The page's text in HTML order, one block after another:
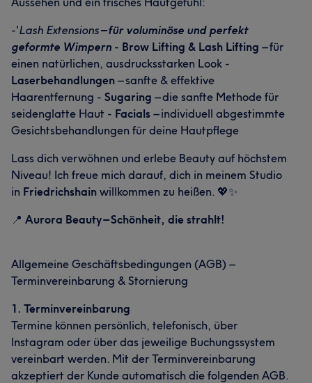
-'Lash Extensions– für voluminöse und perfekt
geformte Wimpern - Brow Lifting & Lash Lifting – für
einen natürlichen, ausdrucksstarken Look -
Laserbehandlungen – sanfte & effektive
Haarentfernung - Sugaring – die sanfte Methode für
seidenglatte Haut - Facials – individuell abgestimmte
Gesichtsbehandlungen für deine Hautpflege
Lass dich verwöhnen und erlebe Beauty auf höchstem
Niveau! Ich freue mich darauf, dich in meinem Studio
in Friedrichshain willkommen zu heißen. 💖✨
📍 Aurora Beauty – Schönheit, die strahlt!
Allgemeine Geschäftsbedingungen (AGB) –
Terminvereinbarung & Stornierung
1. Terminvereinbarung
Termine können persönlich, telefonisch, über
Instagram oder über das jeweilige Buchungssystem
vereinbart werden. Mit der Terminvereinbarung
akzeptiert der Kunde automatisch die folgenden AGB.